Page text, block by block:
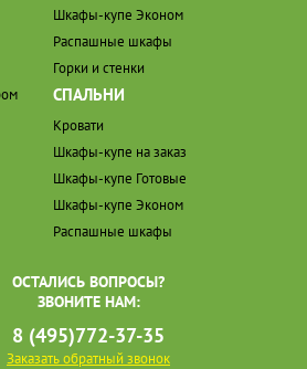
Шкафы-купе Эконом
Распашные шкафы
Горки и стенки
СПАЛЬНИ
Кровати
Шкафы-купе на заказ
Шкафы-купе Готовые
Шкафы-купе Эконом
Распашные шкафы
ОСТАЛИСЬ ВОПРОСЫ?
ЗВОНИТЕ НАМ:
8 (495)772-37-35
Заказать обратный звонок